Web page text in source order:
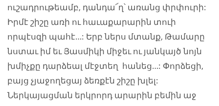
ուշադրութեամբ, դանդա՜ղ՝ առանց փրփուրի:
Իրմէ շիշը առի ու հաւաքարարին տուի
որպէսզի պահէ…: Երբ ներս մտանք, Թամարը
նստաւ իմ եւ Յասմիկի միջեւ ու յանկայծ նոյն
խմիչքը դարձեալ մէջտեղ հանեց…: Փորձեցի,
բայց չյաջողեցայ ձեռքէն շիշը խլել:
Ներկայացման երկրորդ արարին բեմին աջ